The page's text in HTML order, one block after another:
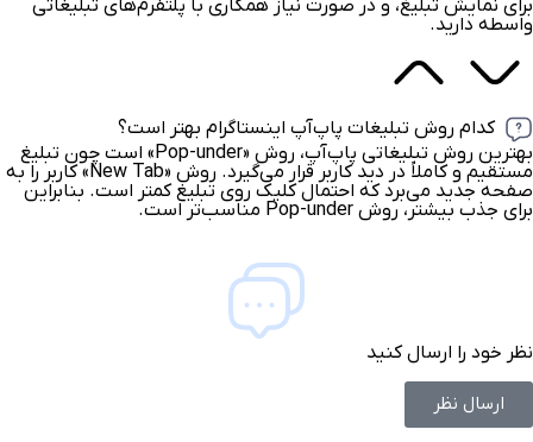
برای نمایش تبلیغ، و در صورت نیاز همکاری با پلتفرم‌های تبلیغاتی
واسطه دارید.
کدام روش تبلیغات پاپ‌آپ اینستاگرام بهتر است؟
بهترین روش تبلیغاتی پاپ‌آپ، روش «Pop-under» است چون تبلیغ
مستقیم و کاملاً در دید کاربر قرار می‌گیرد. روش «New Tab» کاربر را به
صفحه جدید می‌برد که احتمال کلیک روی تبلیغ کمتر است. بنابراین
برای جذب بیشتر، روش Pop-under مناسب‌تر است.
نظر خود را ارسال کنید
ارسال نظر